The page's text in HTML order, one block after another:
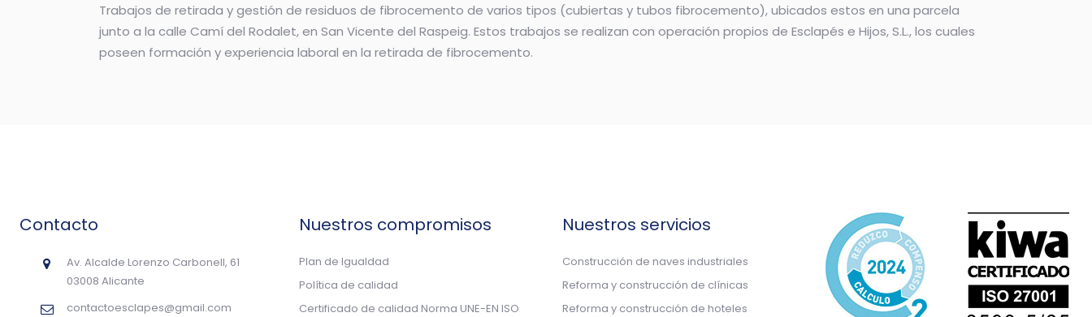
Trabajos de retirada y gestión de residuos de fibrocemento de varios tipos (cubiertas y tubos fibrocemento), ubicados estos en una parcela
junto a la calle Camí del Rodalet, en San Vicente del Raspeig. Estos trabajos se realizan con operación propios de Esclapés e Hijos, S.L., los cuales
poseen formación y experiencia laboral en la retirada de fibrocemento.
Contacto
Av. Alcalde Lorenzo Carbonell, 61
03008 Alicante
contactoesclapes@gmail.com
Nuestros compromisos
Plan de Igualdad
Política de calidad
Certificado de calidad Norma UNE-EN ISO
Nuestros servicios
Construcción de naves industriales
Reforma y construcción de clínicas
Reforma y construcción de hoteles